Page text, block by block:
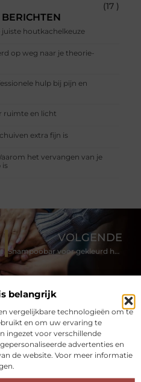
belangrijk
vergelijkbare technologieën om te
en om uw ervaring te
ingezet voor verschillende
advertenties en
de website. Voor meer informatie
(17 )
houtkachelkeuze
op weg naar je theorie-
hulp bij pijn en
ruimte en licht
extra fijn is
het vervangen van je
is
al bekeken?
On vliegreizen
VOLGENDE
Shampoobar voor gekleurd haar